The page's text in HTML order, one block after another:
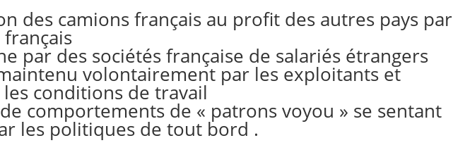
des camions français au profit des autres pays par
par des sociétés française de salariés étrangers
volontairement par les exploitants et
conditions de travail
comportements de « patrons voyou » se sentant
les politiques de tout bord .